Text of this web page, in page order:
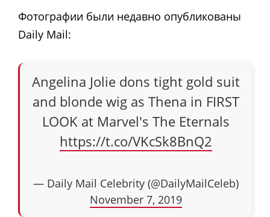
Фотографии были недавно опубликованы
Daily Mail:
Angelina Jolie dons tight gold suit
and blonde wig as Thena in FIRST
LOOK at Marvel's The Eternals
https://t.co/VKcSk8BnQ2
— Daily Mail Celebrity (@DailyMailCeleb)
November 7, 2019